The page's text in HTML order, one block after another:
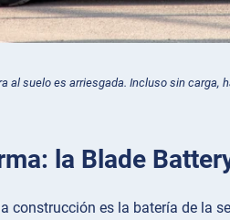
al suelo es arriesgada. Incluso sin
la Blade
construcción es la batería de la